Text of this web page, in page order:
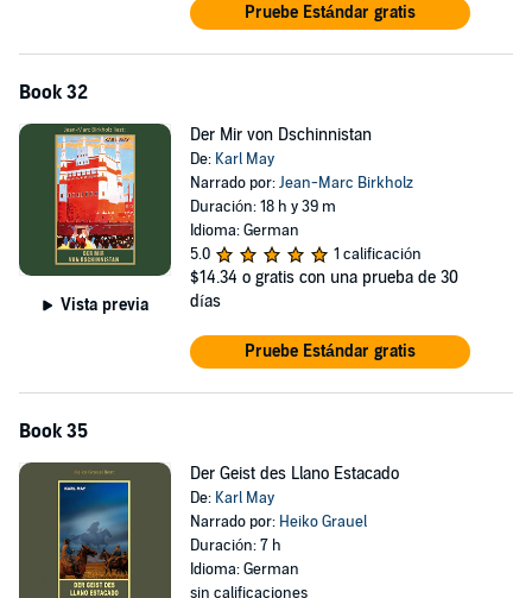
Pruebe Estándar gratis
Book 32
Vista previa
Der Mir von Dschinnistan
De: Karl May
Narrado por:Jean-Marc Birkholz
Duración: 18 h y 39 m
Idioma: German
5.0
1 calificación
$14.34 o gratis con una prueba de 30
días
Pruebe Estándar gratis
Book 35
Der Geist des Llano Estacado
De: Karl May
Narrado por: Heiko Grauel
Duración: 7 h
Idioma: German
sin calificaciones